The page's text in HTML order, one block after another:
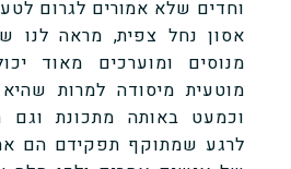
וחדים שלא אמורים לגרום
אסון נחל צפית, מראה לנו
מנוסים ומוערכים מאוד
מוטעית מיסודה למרות
וכמעט באותה מתכונת וגם
לרגע שמתוקף תפקידם הם